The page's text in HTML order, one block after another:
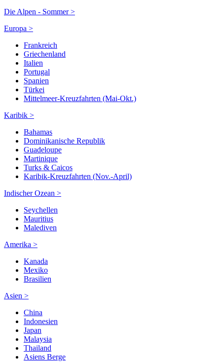
Die Alpen - Sommer >
Europa >
Frankreich
Griechenland
Italien
Portugal
Spanien
Türkei
Mittelmeer-Kreuzfahrten (Mai-Okt.)
Karibik >
Bahamas
Dominikanische Republik
Guadeloupe
Martinique
Turks & Caicos
Karibik-Kreuzfahrten (Nov.-April)
Indischer Ozean >
Seychellen
Mauritius
Malediven
Amerika >
Kanada
Mexiko
Brasilien
Asien >
China
Indonesien
Japan
Malaysia
Thailand
Asiens Berge